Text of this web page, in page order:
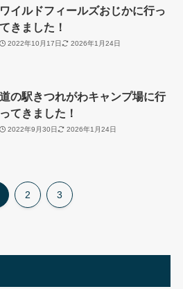
ワイルドフィールズおじかに行っ
てきました！
2022年10月17日 2026年1月24日
道の駅きつれがわキャンプ場に行
ってきました！
2022年9月30日 2026年1月24日
2 3